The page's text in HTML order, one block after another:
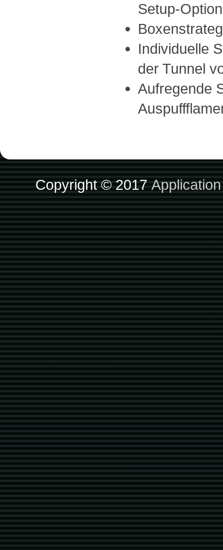
Setup-
Individuelle
der Tunnel
Aufregende
Copyright © 2017